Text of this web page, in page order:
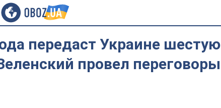
передаст Украине шестую
провел переговоры